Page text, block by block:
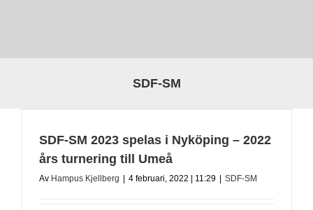
SDF-SM
SDF-SM 2023 spelas i Nyköping – 2022
års turnering till Umeå
Av Hampus Kjellberg 4 februari, 2022 | 11:29 SDF-SM